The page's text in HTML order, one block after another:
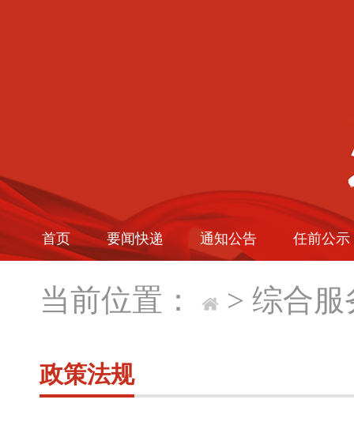
首页 要闻快递 通知公告 任前公示
当前位置： > 综合服
政策法规